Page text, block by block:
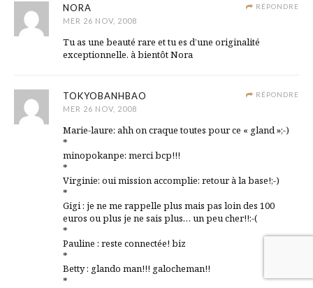
RÉPONDRE
NORA
MER 26 NOV, 2008
Tu as une beauté rare et tu es d’une originalité
exceptionnelle. à bientôt Nora
RÉPONDRE
TOKYOBANHBAO
MER 26 NOV, 2008
Marie-laure: ahh on craque toutes pour ce « gland »;-)
*
minopokanpe: merci bcp!!!
*
Virginie: oui mission accomplie: retour à la base!;-)
*
Gigi : je ne me rappelle plus mais pas loin des 100
euros ou plus je ne sais plus… un peu cher!!:-(
*
Pauline : reste connectée! biz
*
Betty : glando man!!! galocheman!!
*